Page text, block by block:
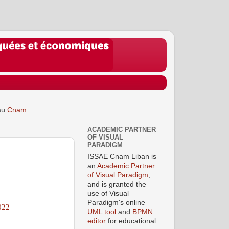
Cnam
ACADEMIC PARTNER
OF VISUAL
PARADIGM
ISSAE Cnam Liban is
an Academic Partner
of Visual Paradigm
and is granted the
use of Visual
Paradigm's online
UML tool and BPMN
editor for educational